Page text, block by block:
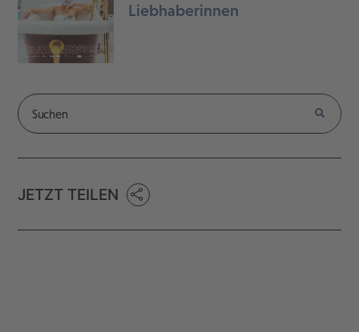
Liebhaberinnen
JETZT TEILEN